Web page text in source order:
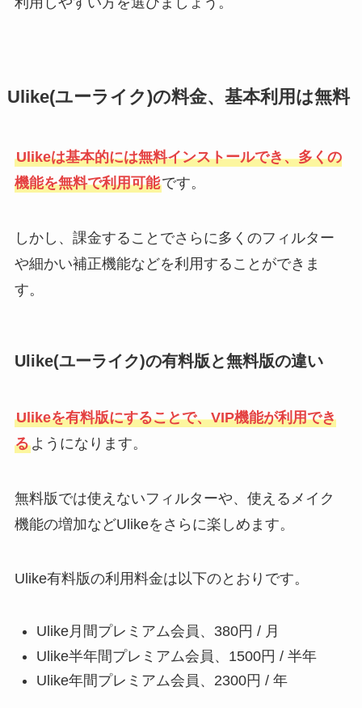
Ulike(ユーライク)の料金、基本利用は無料
Ulikeは基本的には無料インストールでき、多くの
機能を無料で利用可能です。
しかし、課金することでさらに多くのフィルター
や細かい補正機能などを利用することができま
す。
Ulike(ユーライク)の有料版と無料版の違い
Ulikeを有料版にすることで、VIP機能が利用でき
るようになります。
無料版では使えないフィルターや、使えるメイク
機能の増加などUlikeをさらに楽しめます。
Ulike有料版の利用料金は以下のとおりです。
Ulike月間プレミアム会員、380円 / 月
Ulike半年間プレミアム会員、1500円 / 半年
Ulike年間プレミアム会員、2300円 / 年